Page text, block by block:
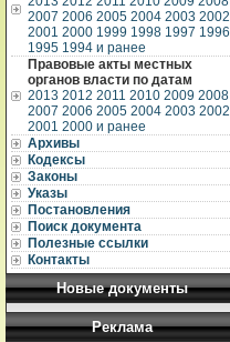
2007 2006 2005 2004 2003 2002
2001 2000 1999 1998 1997 1996
1995 1994 и ранее
Правовые акты местных
органов власти по датам
2013 2012 2011 2010 2009 2008
2007 2006 2005 2004 2003 2002
2001 2000 и ранее
Архивы
Кодексы
Законы
Указы
Постановления
Поиск документа
Полезные ссылки
Контакты
Новые документы
Реклама